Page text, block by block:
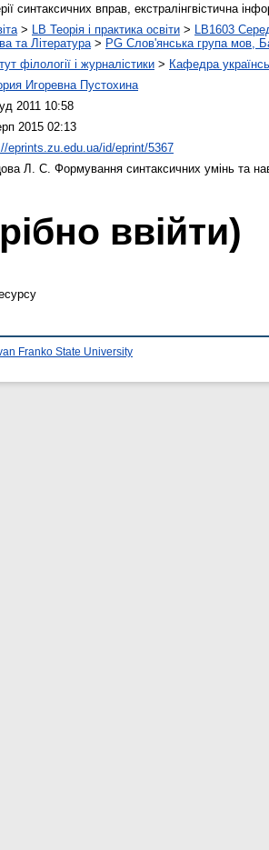
синтаксичних вправ, екстралінгвістична
> LB Теорія і практика освіти > LB1603
та Література > PG Слов'янська група мов,
філології і журналістики > Кафедра
Игоревна Пустохина
2011 10:58
2015 02:13
eprints.zu.edu.ua/id/eprint/5367
Л. С. Формування синтаксичних умінь та
ввійти)
Franko State University